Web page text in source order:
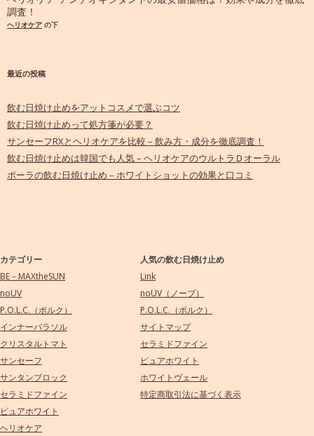
調査！
ヘリオケア の下
最近の投稿
飲む日焼け止めをアットコスメで選ぶコツ
飲む日焼け止めって処方箋が必要？
サンセーフRXとヘリオケアを比較 – 飲み方・成分を徹底調査！
飲む日焼け止めは韓国でも人気 – ヘリオケアのウルトラＤオーラル
ポーラの飲む日焼け止め – ホワイトショットの効果と口コミ
カテゴリー
BE－MAXtheSUN
noUV
P.O.L.C.（ポルク）
インナーパラソル
クリスタルトマト
サンセーフ
サンタンブロック
セラミドファイン
ピュアホワイト
ヘリオケア
人気の飲む日焼け止め
Link
noUV（ノーブ）
P.O.L.C.（ポルク）
サイトマップ
セラミドファイン
ピュアホワイト
ホワイトヴェール
特定商取引法に基づく表示